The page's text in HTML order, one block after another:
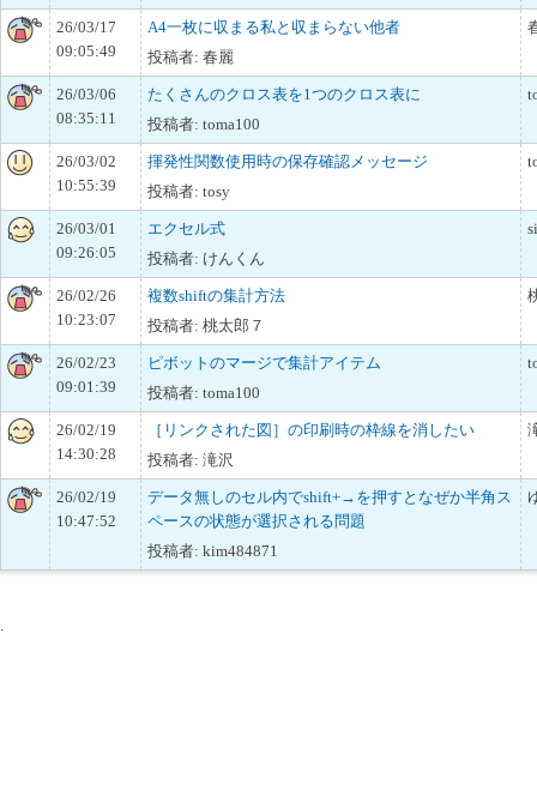
26/03/17
09:05:49
A4一枚に収まる私と収まらない他者
投稿者: 春麗
26/03/06
08:35:11
たくさんのクロス表を1つのクロス表に
投稿者: toma100
26/03/02
10:55:39
揮発性関数使用時の保存確認メッセージ
投稿者: tosy
26/03/01
09:26:05
エクセル式
投稿者: けんくん
26/02/26
10:23:07
複数shiftの集計方法
投稿者: 桃太郎７
26/02/23
09:01:39
ピボットのマージで集計アイテム
投稿者: toma100
26/02/19
14:30:28
［リンクされた図］の印刷時の枠線を消したい
投稿者: 滝沢
26/02/19
10:47:52
データ無しのセル内でshift+→を押すとなぜか半角ス
ペースの状態が選択される問題
投稿者: kim484871